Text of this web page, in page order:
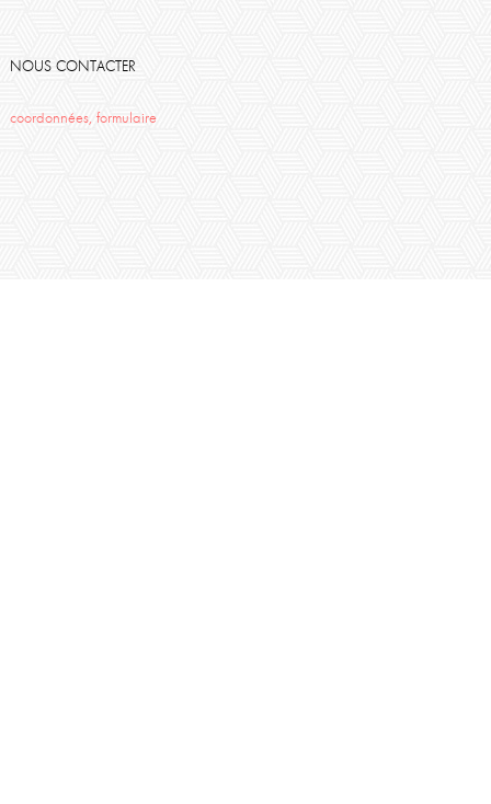
NOUS CONTACTER
coordonnées, formulaire